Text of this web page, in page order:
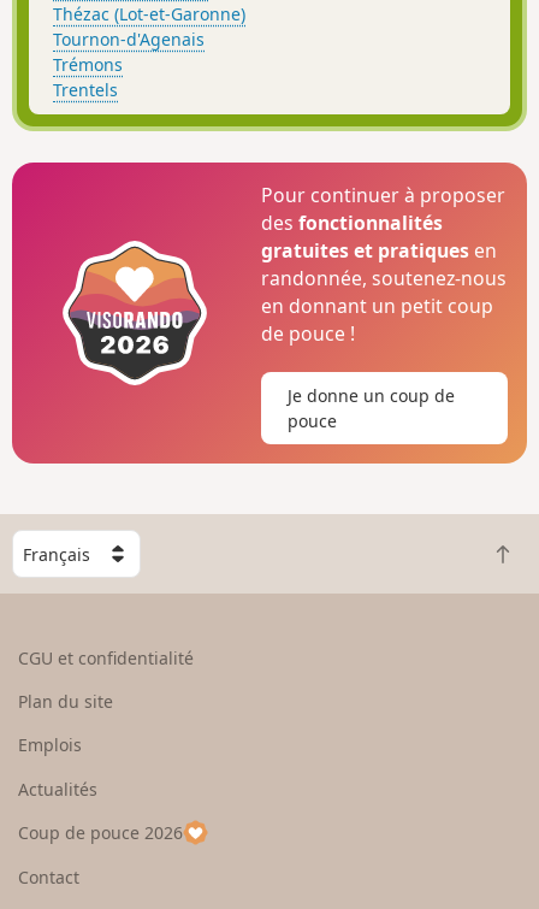
Thézac (Lot-et-Garonne)
Tournon-d'Agenais
Trémons
Trentels
Pour continuer à proposer
desfonctionnalités
gratuites et pratiques en
randonnée, soutenez-nous
en donnant un petit coup
de pouce !
Je donne un coup de
pouce
C
h
o
e
u
p
a
R
e
CGU et confidentialité
Plan du site
Emplois
Actualités
Coup de pouce 2026
Contact